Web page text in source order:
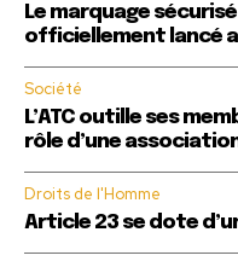
Le marquage
officiellement lancé
Société
L’ATC outille ses
rôle d’une
Droits de l'Homme
Article 23 se dote